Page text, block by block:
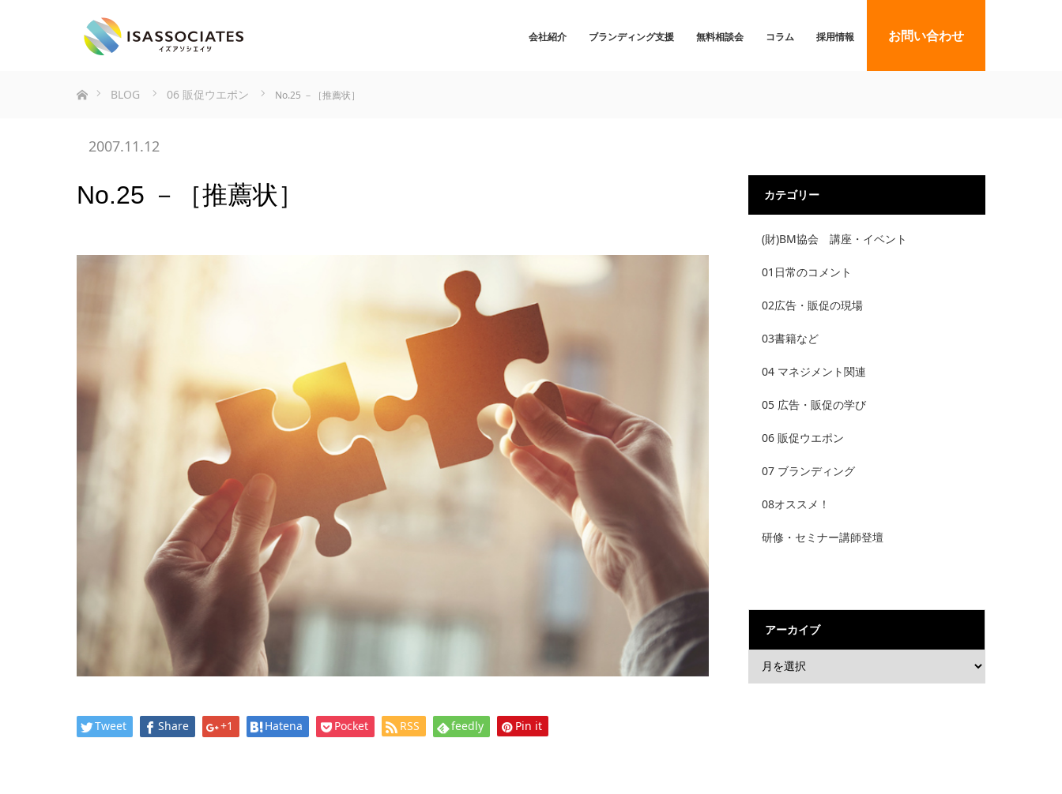
会社紹介 ブランディング支援 無料相談会 コラム 採用情報 お問い合わせ
BLOG
06 販促ウエポン No.25 －［推薦状］
2007.11.12
No.25 －［推薦状］
Tweet Share +1 Hatena Pocket RSS feedly Pin it
カテゴリー
(財)BM協会 講座・イベント
01日常のコメント
02広告・販促の現場
03書籍など
04 マネジメント関連
05 広告・販促の学び
06 販促ウエポン
07 ブランディング
08オススメ！
研修・セミナー講師登壇
アーカイブ